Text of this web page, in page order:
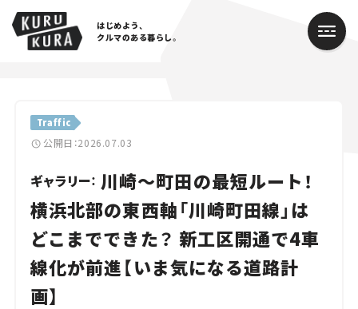
はじめよう、
クルマのある暮らし。
Traffic
公開日：2026.07.03
ギャラリー： 川崎～町田の最短ルート！
横浜北部の東西軸「川崎町田線」は
どこまでできた？ 新工区開通で4車
線化が前進【いま気になる道路計
画】
Cars
Lifestyle
Traffic
Special
Series